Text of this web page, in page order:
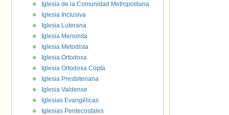
Iglesia de la Comunidad Metropolitana
Iglesia Inclusiva
Iglesia Luterana
Iglesia Menonita
Iglesia Metodista
Iglesia Ortodoxa
Iglesia Ortodoxa Copta
Iglesia Presbiteriana
Iglesia Valdense
Iglesias Evangélicas
Iglesias Pentecostales